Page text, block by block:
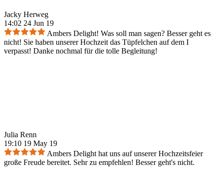
Jacky Herweg
14:02 24 Jun 19
Ambers Delight! Was soll man sagen? Besser geht es
nicht! Sie haben unserer Hochzeit das Tüpfelchen auf dem I
verpasst! Danke nochmal für die tolle Begleitung!
Julia Renn
19:10 19 May 19
Ambers Delight hat uns auf unserer Hochzeitsfeier
große Freude bereitet. Sehr zu empfehlen! Besser geht's nicht.